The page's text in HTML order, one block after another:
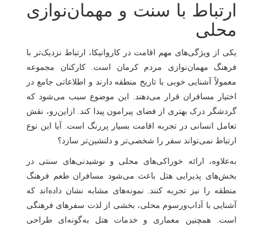
ارتباط با سنت و مهمان‌نوازی
محلی
یکی از ویژگی‌های مهم اقامت در کاروانیکا، ارتباط نزدیک‌تر با
فرهنگ مهمان‌نوازی مردم کرمان است. کارکنان مجموعه
معمولاً آشنایی خوبی با تاریخ منطقه دارند و اطلاعاتی جامع در
اختیار مسافران قرار می‌دهند. این موضوع سبب می‌شود که
گردشگر درک بهتری از فضای پیرامون پیدا کند. ازاین‌رو، نقش
تعامل انسانی در تجربه اقامت بسیار پررنگ است. آیا این نوع
ارتباط نمی‌تواند سفر را شخصی‌تر و دلنشین‌تر سازد؟
به‌علاوه، ارائه خوراکی‌های محلی و نوشیدنی‌های سنتی در
بخش‌های پذیرایی هتل باعث می‌شود مسافران طعم فرهنگ
منطقه را نیز تجربه کنند. نمونه‌های مشابه نشان داده‌اند که
آشنایی با آداب‌ورسوم محلی، بخشی از لذت سفرهای فرهنگی
است. همچنین معماری و خدمات هتل به‌گونه‌ای طراحی